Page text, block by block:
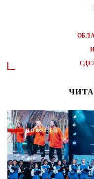
НОВОСТИ